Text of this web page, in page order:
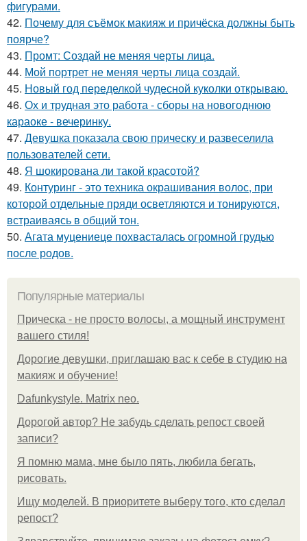
фигурами.
42. Почему для съёмок макияж и причёска должны быть
поярче?
43. Промт: Создай не меняя черты лица.
44. Мой портрет не меняя черты лица создай.
45. Новый год переделкой чудесной куколки открываю.
46. Ох и трудная это работа - сборы на новогоднюю
караоке - вечеринку.
47. Девушка показала свою прическу и развеселила
пользователей сети.
48. Я шокирована ли такой красотой?
49. Контуринг - это техника окрашивания волос, при
которой отдельные пряди осветляются и тонируются,
встраиваясь в общий тон.
50. Агата муцениеце похвасталась огромной грудью
после родов.
Популярные материалы
Прическа - не просто волосы, а мощный инструмент
вашего стиля!
Дорогие девушки, приглашаю вас к себе в студию на
макияж и обучение!
Dafunkystyle. Matrix neo.
Дорогой автор? Не забудь сделать репост своей
записи?
Я помню мама, мне было пять, любила бегать,
рисовать.
Ищу моделей. В приоритете выберу того, кто сделал
репост?